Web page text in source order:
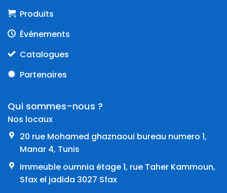
Produits
Événements
Catalogues
Partenaires
Qui sommes-nous ?
Nos locaux
20 rue Mohamed ghaznaoui bureau numero 1,
Manar 4, Tunis
Immeuble oumnia étage 1, rue Taher Kammoun,
Sfax el jadida 3027 Sfax